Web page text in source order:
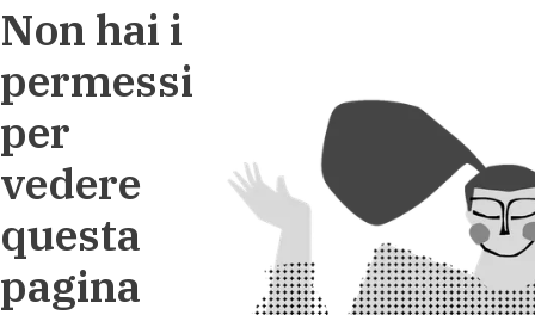
Non hai i
permessi
per
vedere
questa
pagina